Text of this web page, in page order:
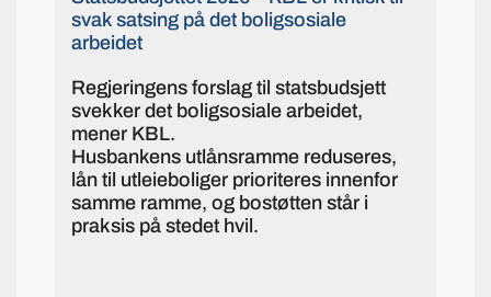
svak satsing på det boligsosiale
arbeidet
Regjeringens forslag til statsbudsjett
svekker det boligsosiale arbeidet,
mener KBL.
Husbankens utlånsramme reduseres,
lån til utleieboliger prioriteres innenfor
samme ramme, og bostøtten står i
praksis på stedet hvil.